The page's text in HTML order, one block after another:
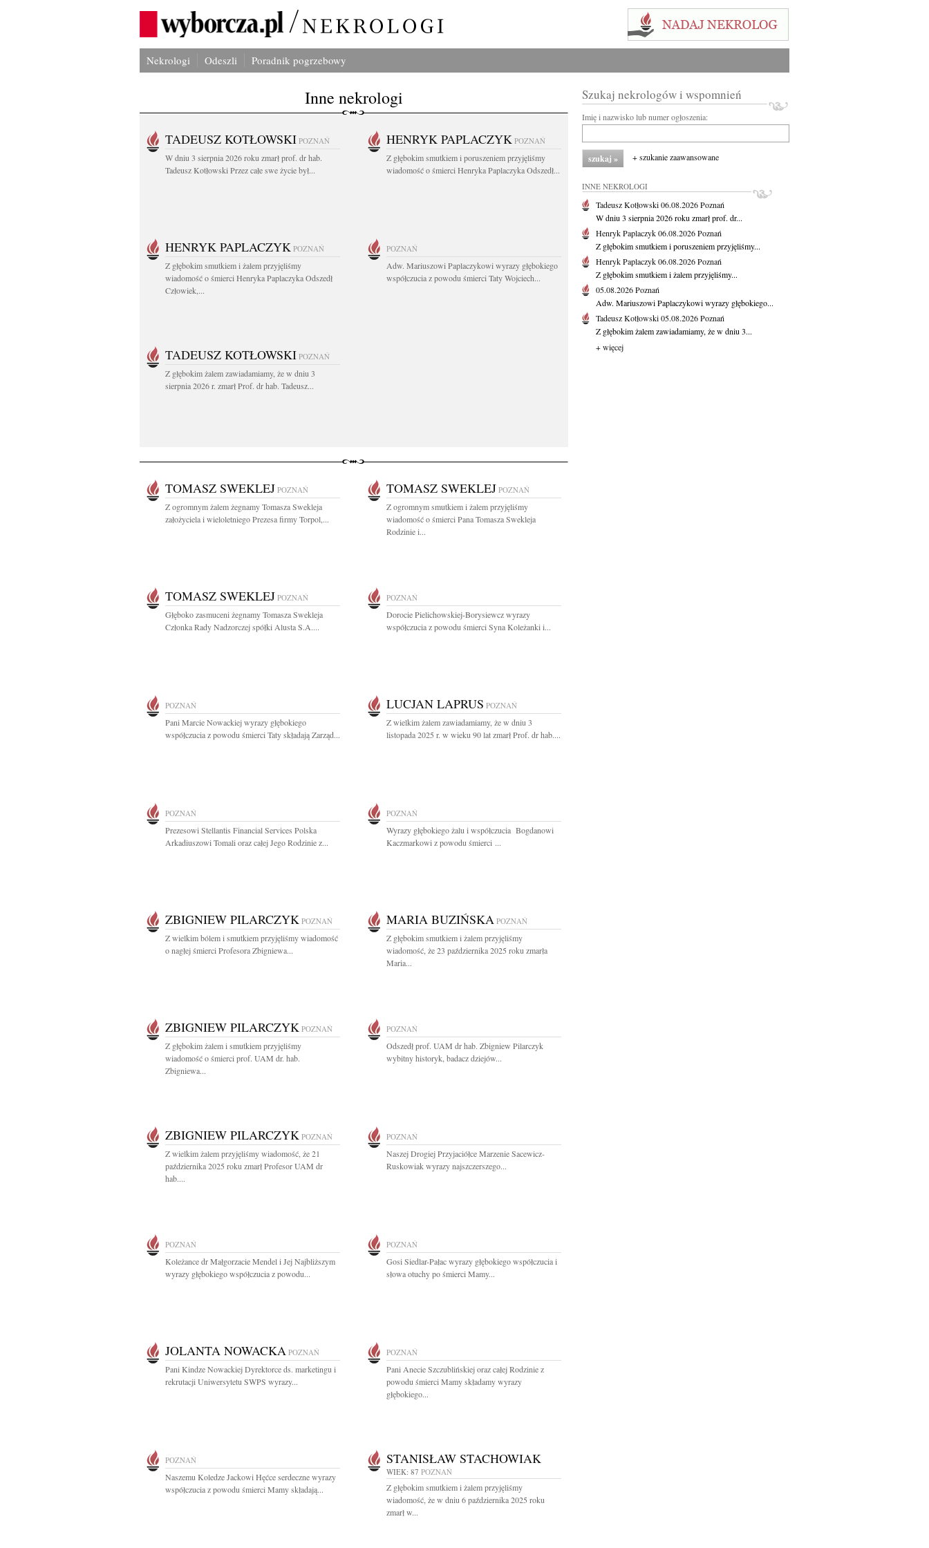
Nekrologi Odeszli Poradnik pogrzebowy
Inne nekrologi
TADEUSZ KOTŁOWSKI POZNAŃ
W dniu 3 sierpnia 2026 roku zmarł prof. dr hab.
Tadeusz Kotłowski Przez całe swe życie był...
HENRYK PAPLACZYK POZNAŃ
Z głębokim smutkiem i poruszeniem przyjęliśmy
wiadomość o śmierci Henryka Paplaczyka Odszedł...
HENRYK PAPLACZYK POZNAŃ
Z głębokim smutkiem i żalem przyjęliśmy
wiadomość o śmierci Henryka Paplaczyka Odszedł
Człowiek,...
POZNAŃ
Adw. Mariuszowi Paplaczykowi wyrazy głębokiego
współczucia z powodu śmierci Taty Wojciech...
TADEUSZ KOTŁOWSKI POZNAŃ
Z głębokim żalem zawiadamiamy, że w dniu 3
sierpnia 2026 r. zmarł Prof. dr hab. Tadeusz...
TOMASZ SWEKLEJ POZNAŃ
Z ogromnym żalem żegnamy Tomasza Swekleja
założyciela i wieloletniego Prezesa firmy Torpol,...
TOMASZ SWEKLEJ POZNAŃ
Z ogromnym smutkiem i żalem przyjęliśmy
wiadomość o śmierci Pana Tomasza Swekleja
Rodzinie i...
TOMASZ SWEKLEJ POZNAŃ
Głęboko zasmuceni żegnamy Tomasza Swekleja
Członka Rady Nadzorczej spółki Alusta S.A....
POZNAŃ
Dorocie Pielichowskiej-Borysiewcz wyrazy
współczucia z powodu śmierci Syna Koleżanki i...
POZNAŃ
Pani Marcie Nowackiej wyrazy głębokiego
współczucia z powodu śmierci Taty składają Zarząd...
LUCJAN LAPRUS POZNAŃ
Z wielkim żalem zawiadamiamy, że w dniu 3
listopada 2025 r. w wieku 90 lat zmarł Prof. dr hab....
POZNAŃ
Prezesowi Stellantis Financial Services Polska
Arkadiuszowi Tomali oraz całej Jego Rodzinie z...
POZNAŃ
Wyrazy głębokiego żalu i współczucia Bogdanowi
Kaczmarkowi z powodu śmierci ...
ZBIGNIEW PILARCZYK POZNAŃ
Z wielkim bólem i smutkiem przyjęliśmy wiadomość
o nagłej śmierci Profesora Zbigniewa...
MARIA BUZIŃSKA POZNAŃ
Z głębokim smutkiem i żalem przyjęliśmy
wiadomość, że 23 października 2025 roku zmarła
Maria...
ZBIGNIEW PILARCZYK POZNAŃ
Z głębokim żalem i smutkiem przyjęliśmy
wiadomość o śmierci prof. UAM dr. hab.
Zbigniewa...
POZNAŃ
Odszedł prof. UAM dr hab. Zbigniew Pilarczyk
wybitny historyk, badacz dziejów...
ZBIGNIEW PILARCZYK POZNAŃ
Z wielkim żalem przyjęliśmy wiadomość, że 21
października 2025 roku zmarł Profesor UAM dr
hab....
POZNAŃ
Naszej Drogiej Przyjaciółce Marzenie Sacewicz-
Ruskowiak wyrazy najszczerszego...
POZNAŃ
Koleżance dr Małgorzacie Mendel i Jej Najbliższym
wyrazy głębokiego współczucia z powodu...
POZNAŃ
Gosi Siedlar-Pałac wyrazy głębokiego współczucia i
słowa otuchy po śmierci Mamy...
JOLANTA NOWACKA POZNAŃ
Pani Kindze Nowackiej Dyrektorce ds. marketingu i
rekrutacji Uniwersytetu SWPS wyrazy...
POZNAŃ
Pani Anecie Szczublińskiej oraz całej Rodzinie z
powodu śmierci Mamy składamy wyrazy
głębokiego...
POZNAŃ
Naszemu Koledze Jackowi Hęćce serdeczne wyrazy
współczucia z powodu śmierci Mamy składają...
STANISŁAW STACHOWIAK
WIEK: 87 POZNAŃ
Z głębokim smutkiem i żalem przyjęliśmy
wiadomość, że w dniu 6 października 2025 roku
zmarł w...
Szukaj nekrologów i wspomnień
Imię i nazwisko lub numer ogłoszenia:
+ szukanie zaawansowane
INNE NEKROLOGI
Tadeusz Kotłowski06.08.2026Poznań
W dniu 3 sierpnia 2026 roku zmarł prof. dr...
Henryk Paplaczyk06.08.2026Poznań
Z głębokim smutkiem i poruszeniem przyjęliśmy...
Henryk Paplaczyk06.08.2026Poznań
Z głębokim smutkiem i żalem przyjęliśmy...
05.08.2026Poznań
Adw. Mariuszowi Paplaczykowi wyrazy głębokiego...
Tadeusz Kotłowski05.08.2026Poznań
Z głębokim żalem zawiadamiamy, że w dniu 3...
+ więcej